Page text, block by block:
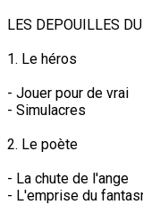
LES DEPOUILLES
1. Le héros
- Jouer pour de vrai
- Simulacres
2. Le poète
- La chute de l'ange
- L'emprise du